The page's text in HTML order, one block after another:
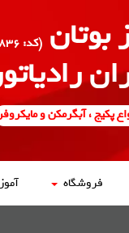
بوتان (کد: ۵۰۰۱۸۳۶)
پکیج ، آبگرمکن و
فروشگاه